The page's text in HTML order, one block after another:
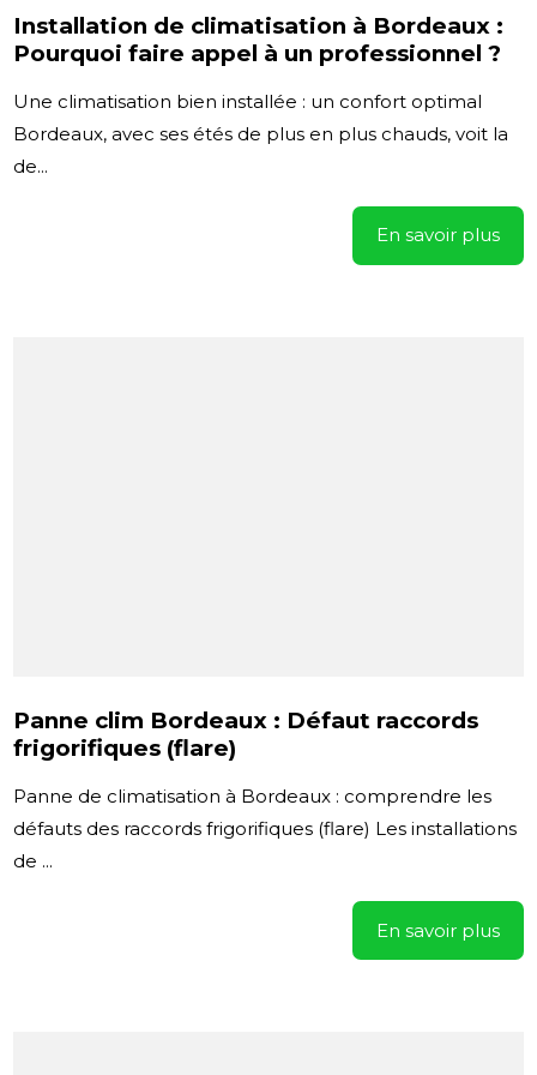
Installation de climatisation à Bordeaux :
Pourquoi faire appel à un professionnel ?
Une climatisation bien installée : un confort optimal
Bordeaux, avec ses étés de plus en plus chauds, voit la
de...
En savoir plus
Panne clim Bordeaux : Défaut raccords
frigorifiques (flare)
Panne de climatisation à Bordeaux : comprendre les
défauts des raccords frigorifiques (flare) Les installations
de ...
En savoir plus